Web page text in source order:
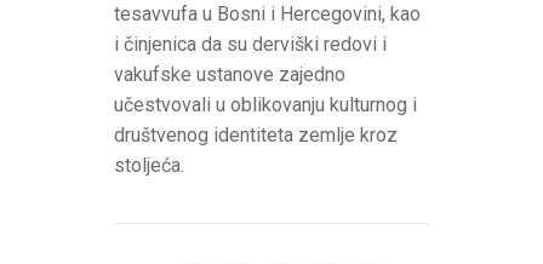
tesavvufa u Bosni i Hercegovini, kao
i činjenica da su derviški redovi i
vakufske ustanove zajedno
učestvovali u oblikovanju kulturnog i
društvenog identiteta zemlje kroz
stoljeća.